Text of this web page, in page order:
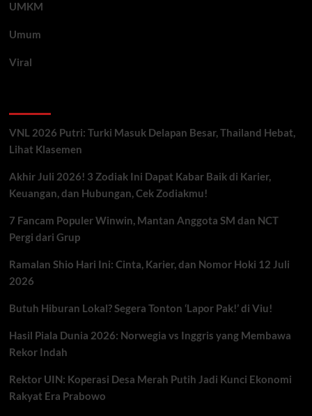
UMKM
Umum
Viral
VNL 2026 Putri: Turki Masuk Delapan Besar, Thailand Hebat,
Lihat Klasemen
Akhir Juli 2026! 3 Zodiak Ini Dapat Kabar Baik di Karier,
Keuangan, dan Hubungan, Cek Zodiakmu!
7 Fancam Populer Winwin, Mantan Anggota SM dan NCT
Pergi dari Grup
Ramalan Shio Hari Ini: Cinta, Karier, dan Nomor Hoki 12 Juli
2026
Butuh Hiburan Lokal? Segera Tonton ‘Lapor Pak!’ di Viu!
Hasil Piala Dunia 2026: Norwegia vs Inggris yang Membawa
Rekor Indah
Rektor UIN: Koperasi Desa Merah Putih Jadi Kunci Ekonomi
Rakyat Era Prabowo